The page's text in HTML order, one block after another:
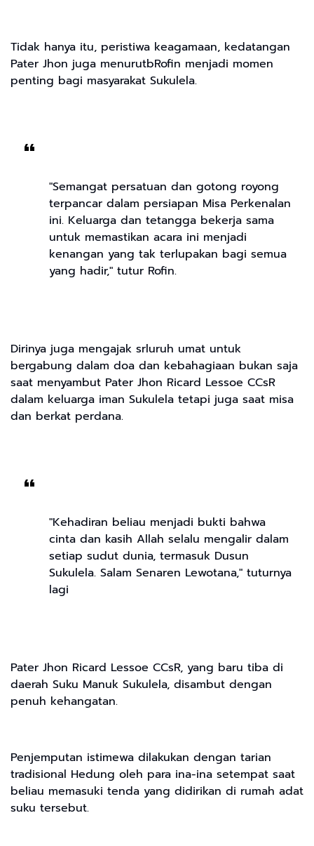
Tidak hanya itu, peristiwa keagamaan, kedatangan
Pater Jhon juga menurutbRofin menjadi momen
penting bagi masyarakat Sukulela.
"Semangat persatuan dan gotong royong
terpancar dalam persiapan Misa Perkenalan
ini. Keluarga dan tetangga bekerja sama
untuk memastikan acara ini menjadi
kenangan yang tak terlupakan bagi semua
yang hadir," tutur Rofin.
Dirinya juga mengajak srluruh umat untuk
bergabung dalam doa dan kebahagiaan bukan saja
saat menyambut Pater Jhon Ricard Lessoe CCsR
dalam keluarga iman Sukulela tetapi juga saat misa
dan berkat perdana.
"Kehadiran beliau menjadi bukti bahwa
cinta dan kasih Allah selalu mengalir dalam
setiap sudut dunia, termasuk Dusun
Sukulela. Salam Senaren Lewotana," tuturnya
lagi
Pater Jhon Ricard Lessoe CCsR, yang baru tiba di
daerah Suku Manuk Sukulela, disambut dengan
penuh kehangatan.
Penjemputan istimewa dilakukan dengan tarian
tradisional Hedung oleh para ina-ina setempat saat
beliau memasuki tenda yang didirikan di rumah adat
suku tersebut.